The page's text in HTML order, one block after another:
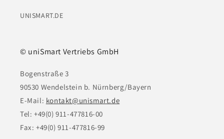
UNISMART.DE
© uniSmart Vertriebs GmbH
Bogenstraße 3
90530 Wendelstein b. Nürnberg/Bayern
E-Mail: kontakt@unismart.de
Tel: +49(0) 911-477816-00
Fax: +49(0) 911-477816-99